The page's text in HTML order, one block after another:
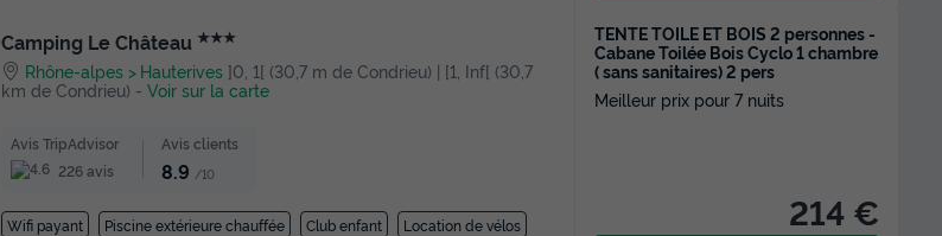
Camping Le Château ★★★
Rhône-alpes Hauterives ]0, 1[ (30,7 m de Condrieu) | [1, Inf[ (30,7
km de Condrieu) - Voir sur la carte
Avis TripAdvisor
226 avis
Avis clients
8.9 /10
Wifi payant Piscine extérieure chauffée Club enfant Location de vélos
TENTE TOILE ET BOIS 2 personnes -
Cabane Toilée Bois Cyclo 1 chambre
( sans sanitaires) 2 pers
Meilleur prix pour 7 nuits
214 €